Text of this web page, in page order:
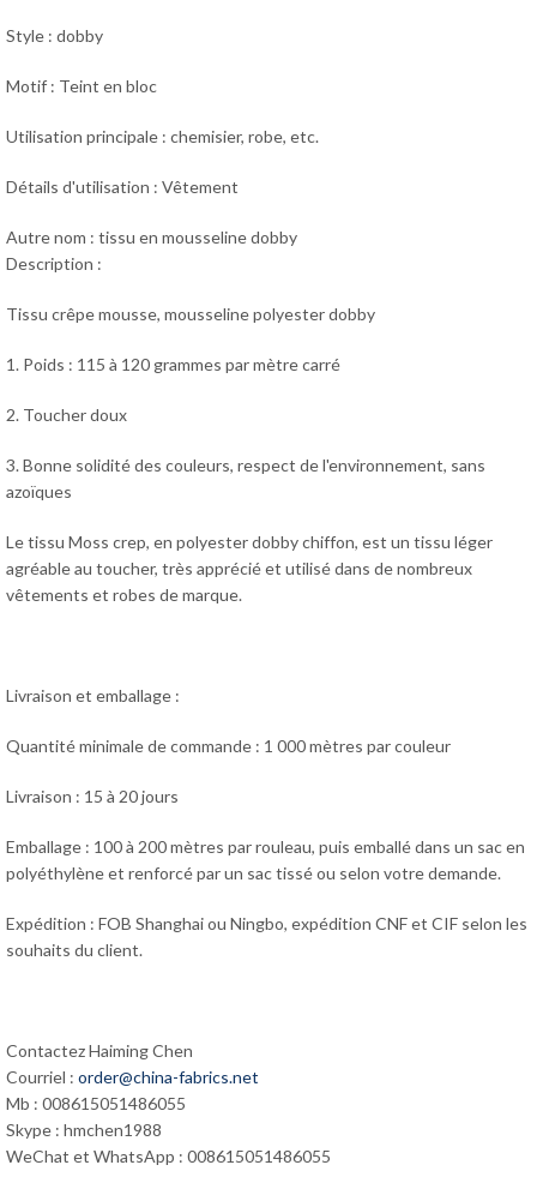
Style : dobby
Motif : Teint en bloc
Utilisation principale : chemisier, robe, etc.
Détails d'utilisation : Vêtement
Autre nom : tissu en mousseline dobby
Description :
Tissu crêpe mousse, mousseline polyester dobby
1. Poids : 115 à 120 grammes par mètre carré
2. Toucher doux
3. Bonne solidité des couleurs, respect de l'environnement, sans
azoïques
Le tissu Moss crep, en polyester dobby chiffon, est un tissu léger
agréable au toucher, très apprécié et utilisé dans de nombreux
vêtements et robes de marque.
Livraison et emballage :
Quantité minimale de commande : 1 000 mètres par couleur
Livraison : 15 à 20 jours
Emballage : 100 à 200 mètres par rouleau, puis emballé dans un sac en
polyéthylène et renforcé par un sac tissé ou selon votre demande.
Expédition : FOB Shanghai ou Ningbo, expédition CNF et CIF selon les
souhaits du client.
Contactez Haiming Chen
Courriel : order@china-fabrics.net
Mb : 008615051486055
Skype : hmchen1988
WeChat et WhatsApp : 008615051486055